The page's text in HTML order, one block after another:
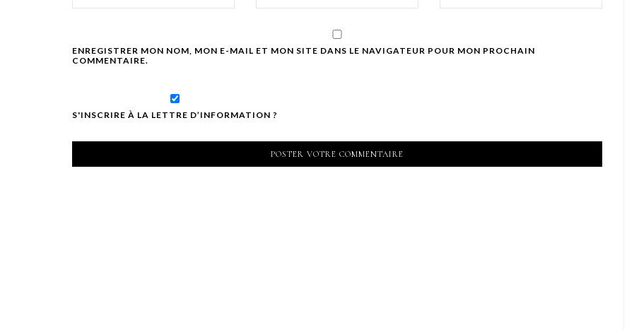
ENREGISTRER MON NOM, MON E-MAIL ET MON SITE DANS LE NAVIGATEUR POUR MON PROCHAIN
COMMENTAIRE.
S'INSCRIRE À LA LETTRE D’INFORMATION ?